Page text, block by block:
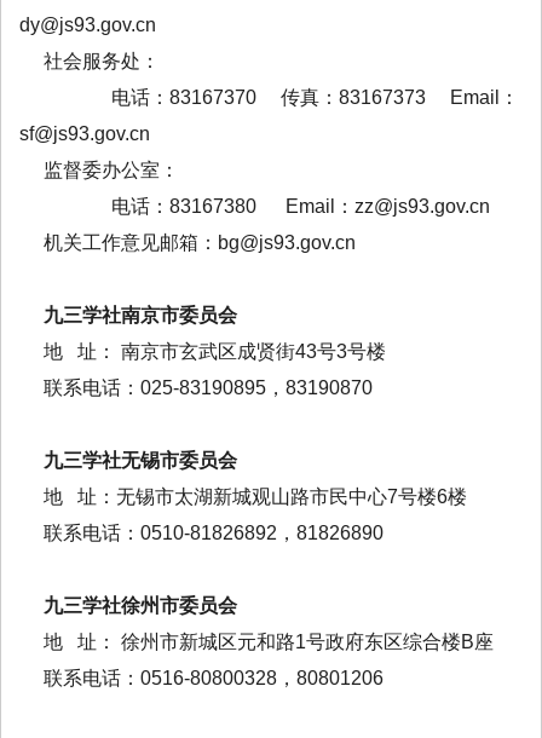
dy@js93.gov.cn
社会服务处：
电话：83167370 传真：83167373 Email：
sf@js93.gov.cn
监督委办公室：
电话：83167380 Email：zz@js93.gov.cn
机关工作意见邮箱：bg@js93.gov.cn
九三学社南京市委员会
地 址： 南京市玄武区成贤街43号3号楼
联系电话：025-83190895，83190870
九三学社无锡市委员会
地 址：无锡市太湖新城观山路市民中心7号楼6楼
联系电话：0510-81826892，81826890
九三学社徐州市委员会
地 址： 徐州市新城区元和路1号政府东区综合楼B座
联系电话：0516-80800328，80801206